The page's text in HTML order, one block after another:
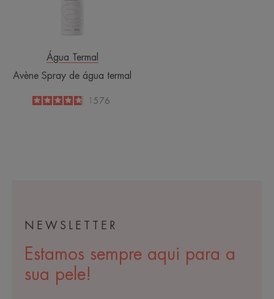
Água Termal
Avène Spray de água termal
4.8
/51576
NEWSLETTER
Estamos sempre aqui para a
sua pele!